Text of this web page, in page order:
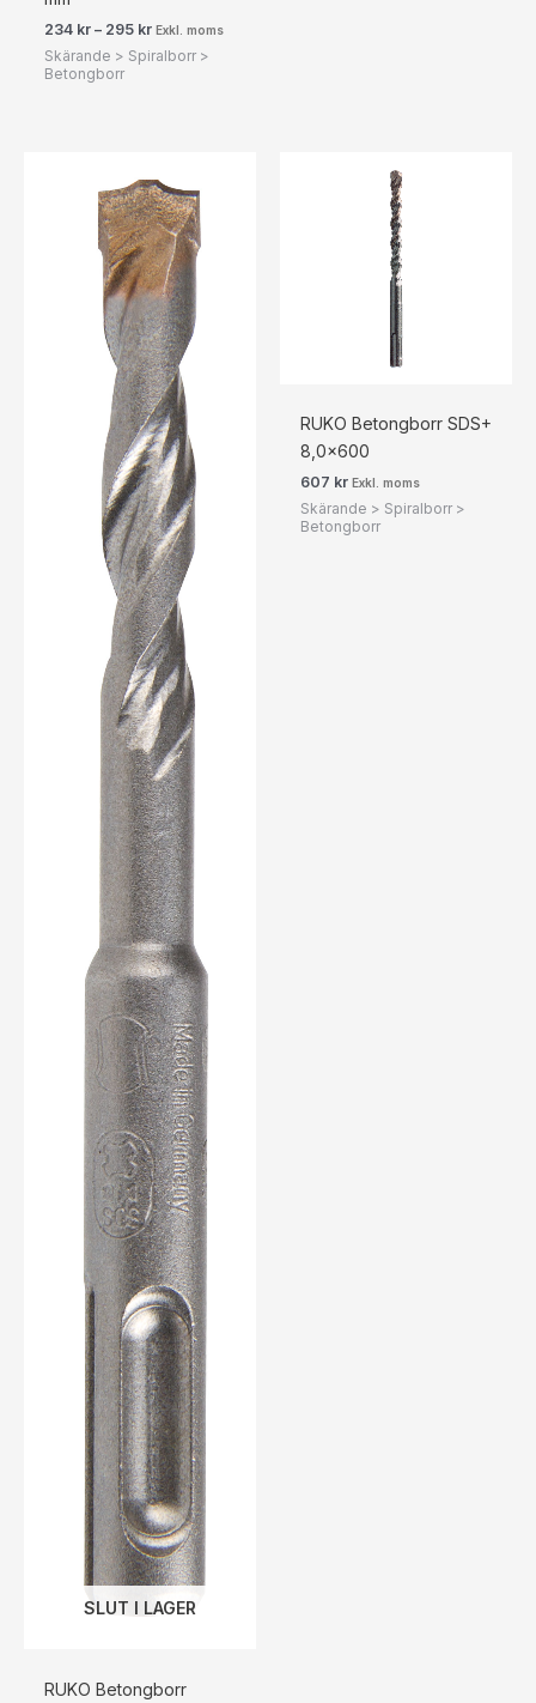
234 kr – 295 kr Exkl. moms
Skärande > Spiralborr >
Betongborr
SLUT I LAGER
RUKO Betongborr
RUKO Betongborr SDS+
8,0×600
607 kr Exkl. moms
Skärande > Spiralborr >
Betongborr